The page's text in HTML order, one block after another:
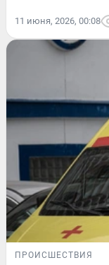
11 июня, 2026, 00:08
ПРОИСШЕСТВИЯ